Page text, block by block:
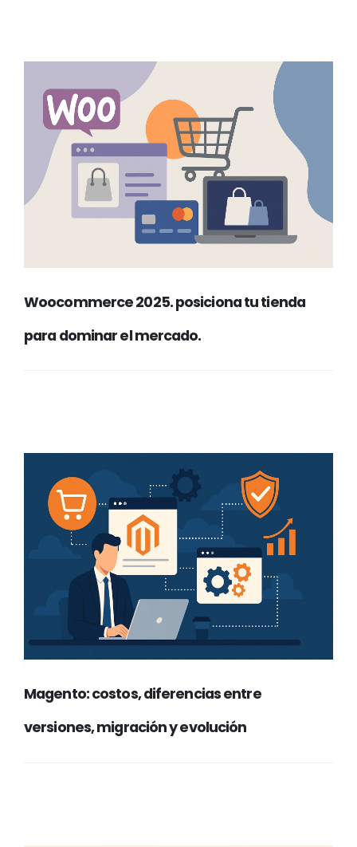
Woocommerce 2025. posiciona tu tienda
para dominar el mercado.
Magento: costos, diferencias entre
versiones, migración y evolución